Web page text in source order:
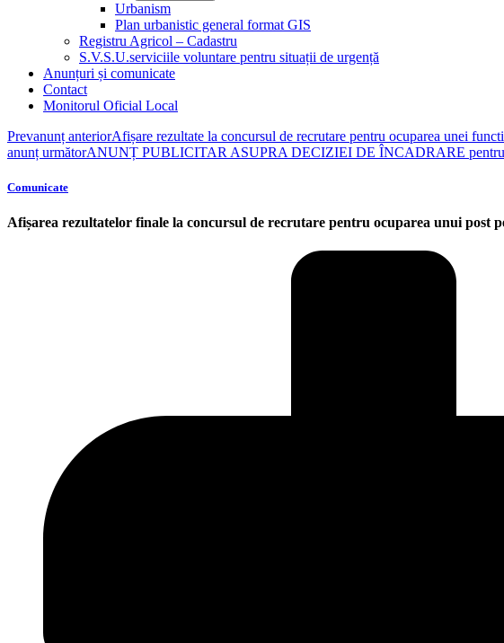
Urbanism
Plan urbanistic general format GIS
Registru Agricol – Cadastru
S.V.S.U.serviciile voluntare pentru situații de urgență
Anunțuri și comunicate
Contact
Monitorul Oficial Local
Prevanunț anteriorAfișare rezultate la concursul de recrutare pentru ocuparea unei
anunț următorANUNȚ PUBLICITAR ASUPRA DECIZIEI DE ÎNCADRARE
Comunicate
Afișarea rezultatelor finale la concursul de recrutare pentru ocuparea unui post